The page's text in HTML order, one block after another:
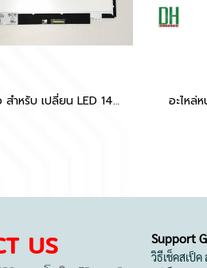
อะไหล่หน้าจอ สำหรับ เปลี่ยน LED 14.0 SLIM 30 PIN หูบน-ล่าง 32 CM 1366*768 60hz TN สภาพจอ 90%
US Support
วิธีเช็คสเป็ค